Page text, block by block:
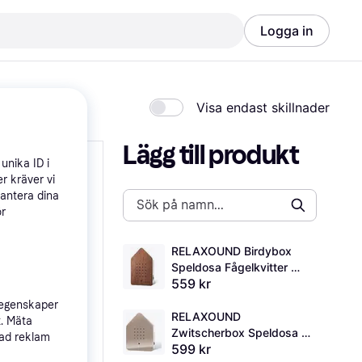
Logga in
Visa endast skillnader
Lägg till produkt
RELAXOUND Birdybox
Speldosa Fågelkvitter
Mörk Ek
559 kr
RELAXOUND
Zwitscherbox Speldosa
Fågelkvitter Brungrå
599 kr
ID i
kräver vi
dina
Mäta
reklam